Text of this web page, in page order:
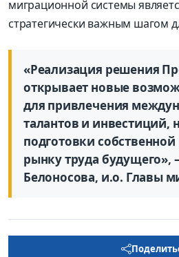
миграционной системы
стратегически важным шагом
«Реализация решения
открывает новые
для привлечения
талантов и инвестиций,
подготовки
рынку труда будущего»,
Белоносова, и.о. Главы